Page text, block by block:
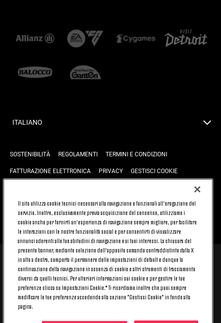
ITALIANO
SOSTENIBILITÀ REGOLAMENTI TERMINI E CONDIZIONI
FATTURAZIONE ELETTRONICA PRIVACY GESTISCI COOKIE
TORNA SU
© 2026 Juventus Football Club S.p.A.
Juventus Football Club S.p.A. Via Druento, 175 10151 Torino - Italia;
CONTACT CENTER (+39) 011.45.30.486. Il servizio è attivo dal lunedì al
venerdì (9-20) e il sabato (9-15), festivi esclusi.
Il costo del servizio varia in base al piano tariffario sottoscritto con il
proprio operatore telefonico e non prevede alcun costo aggiuntivo.
Il sito utilizza cookie tecnici necessari alla navigazione e funzionali all’erogazione del
servizio. Inoltre, esclusivamente previa acquisizione del consenso, utilizziamo i
cookie anche per fornirti un’esperienza di navigazione sempre migliore, per facilitare
le interazioni con le nostre funzionalità social e per consentirti di visualizzare
annunci aderenti alle tue abitudini di navigazione e ai tuoi interessi. La chiusura del
presente banner, mediante selezione dell’apposito comando contraddistinto dalla X
in alto a destra, comporta il permanere delle impostazioni di default e dunque la
continuazione della navigazione in assenza di cookie o altri strumenti di tracciamento
diversi da quelli tecnici. Per ulteriori informazioni sui cookie e per gestire le tue
preferenze clicca su Impostazioni Cookie.* Ti ricordiamo inoltre che puoi sempre
modificare le tue preferenze accedendo alla sezione "Gestisci Cookie" in fondo alla
pagina.